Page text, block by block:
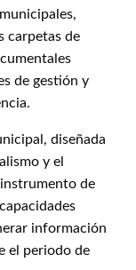
carpetas de
de gestión y
diseñada
y el
de
información
el periodo de